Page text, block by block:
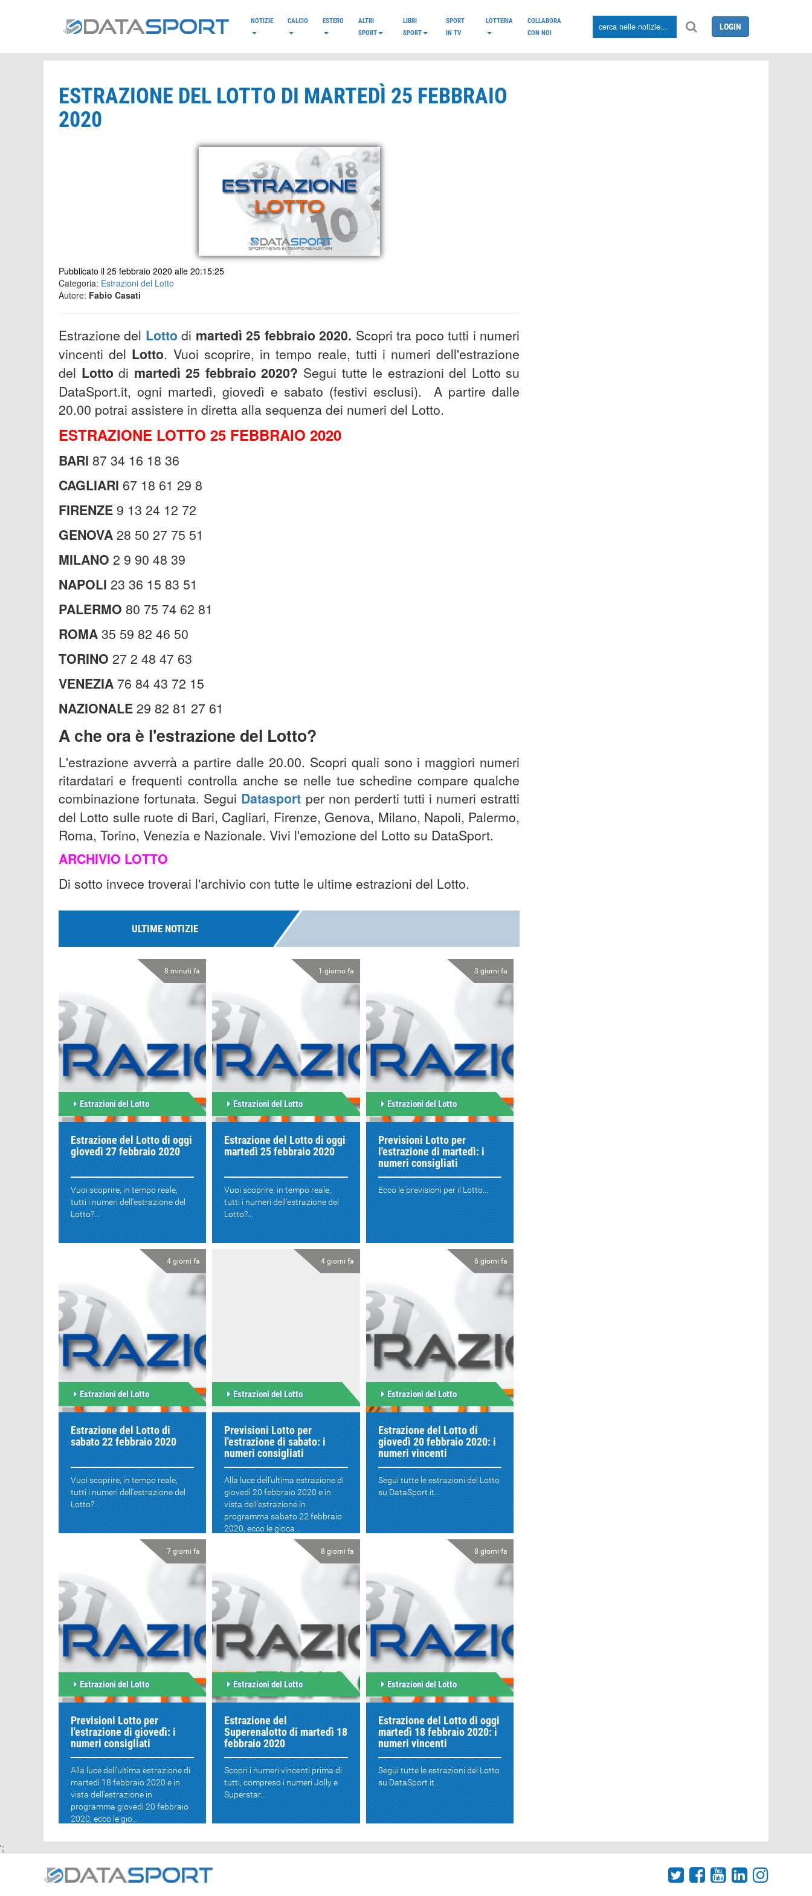
NOTIZIE CALCIO ESTERO
ALTRI
SPORT
LIBRI
SPORT
SPORT
IN TV
LOTTERIA
COLLABORA
CON NOI
LOGIN
ESTRAZIONE DEL LOTTO DI MARTEDÌ 25 FEBBRAIO
2020
Pubblicato il 25 febbraio 2020 alle 20:15:25
Categoria: Estrazioni del Lotto
Autore: Fabio Casati
Estrazione del Lotto di martedì 25 febbraio 2020. Scopri tra poco tutti i numeri
vincenti del Lotto. Vuoi scoprire, in tempo reale, tutti i numeri dell'estrazione
del Lotto di martedì 25 febbraio2020? Segui tutte le estrazioni del Lotto su
DataSport.it, ogni martedì, giovedì e sabato (festivi esclusi). A partire dalle
20.00 potrai assistere in diretta alla sequenza dei numeri del Lotto.
ESTRAZIONE LOTTO 25 FEBBRAIO 2020
BARI 87 34 16 18 36
CAGLIARI 67 18 61 29 8
FIRENZE 9 13 24 12 72
GENOVA 28 50 27 75 51
MILANO 2 9 90 48 39
NAPOLI 23 36 15 83 51
PALERMO 80 75 74 62 81
ROMA 35 59 82 46 50
TORINO 27 2 48 47 63
VENEZIA 76 84 43 72 15
NAZIONALE 29 82 81 27 61
A che ora è l'estrazione del Lotto?
L'estrazione avverrà a partire dalle 20.00. Scopri quali sono i maggiori numeri
ritardatari e frequenti controlla anche se nelle tue schedine compare qualche
combinazione fortunata. Segui Datasport per non perderti tutti i numeri estratti
del Lotto sulle ruote di Bari, Cagliari, Firenze, Genova, Milano, Napoli, Palermo,
Roma, Torino, Venezia e Nazionale. Vivi l'emozione del Lotto su DataSport.
ARCHIVIO LOTTO
Di sotto invece troverai l'archivio con tutte le ultime estrazioni del Lotto.
ULTIME NOTIZIE
8 minuti fa
Estrazioni del Lotto
Estrazione del Lotto di oggi
giovedì 27 febbraio 2020
Vuoi scoprire, in tempo reale,
tutti i numeri dell'estrazione del
Lotto?...
1 giorno fa
Estrazioni del Lotto
Estrazione del Lotto di oggi
martedì 25 febbraio 2020
Vuoi scoprire, in tempo reale,
tutti i numeri dell'estrazione del
Lotto?...
3 giorni fa
Estrazioni del Lotto
Previsioni Lotto per
l'estrazione di martedì: i
numeri consigliati
Ecco le previsioni per il Lotto...
4 giorni fa
Estrazioni del Lotto
Estrazione del Lotto di
sabato 22 febbraio 2020
Vuoi scoprire, in tempo reale,
tutti i numeri dell'estrazione del
Lotto?...
4 giorni fa
Estrazioni del Lotto
Previsioni Lotto per
l'estrazione di sabato: i
numeri consigliati
Alla luce dell'ultima estrazione di
giovedì 20 febbraio 2020 e in
vista dell'estrazione in
programma sabato 22 febbraio
2020, ecco le gioca...
6 giorni fa
Estrazioni del Lotto
Estrazione del Lotto di
giovedì 20 febbraio 2020: i
numeri vincenti
Segui tutte le estrazioni del Lotto
su DataSport.it...
7 giorni fa
Estrazioni del Lotto
Previsioni Lotto per
l'estrazione di giovedì: i
numeri consigliati
Alla luce dell'ultima estrazione di
martedì 18 febbraio 2020 e in
vista dell'estrazione in
programma giovedì 20 febbraio
2020, ecco le gio...
8 giorni fa
Estrazioni del Lotto
Estrazione del
Superenalotto di martedì 18
febbraio 2020
Scopri i numeri vincenti prima di
tutti, compreso i numeri Jolly e
Superstar...
8 giorni fa
Estrazioni del Lotto
Estrazione del Lotto di oggi
martedì 18 febbraio 2020: i
numeri vincenti
Segui tutte le estrazioni del Lotto
su DataSport.it...
';